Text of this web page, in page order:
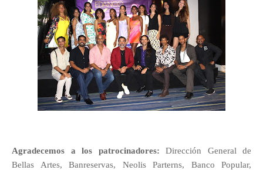
Agradecemos a los patrocinadores: Dirección General de
Bellas Artes, Banreservas, Neolis Parterns, Banco Popular,